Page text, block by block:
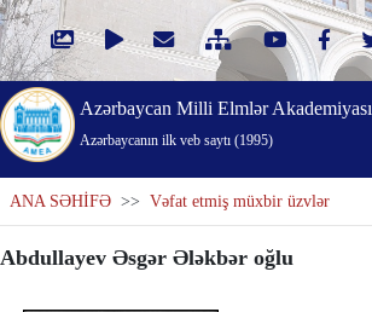
Azərbaycan Milli Elmlər Akademiyası
Azərbaycanın ilk veb saytı (1995)
ANA SƏHİFƏ >> Vəfat etmiş müxbir üzvlər
Abdullayev Əsgər Ələkbər oğlu